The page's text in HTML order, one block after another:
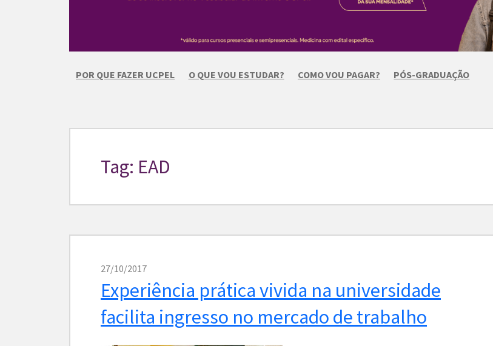
POR QUE FAZER UCPEL O QUE VOU ESTUDAR? COMO VOU PAGAR? PÓS-GRADUAÇÃO
Tag: EAD
27/10/2017
Experiência prática vivida na universidade
facilita ingresso no mercado de trabalho